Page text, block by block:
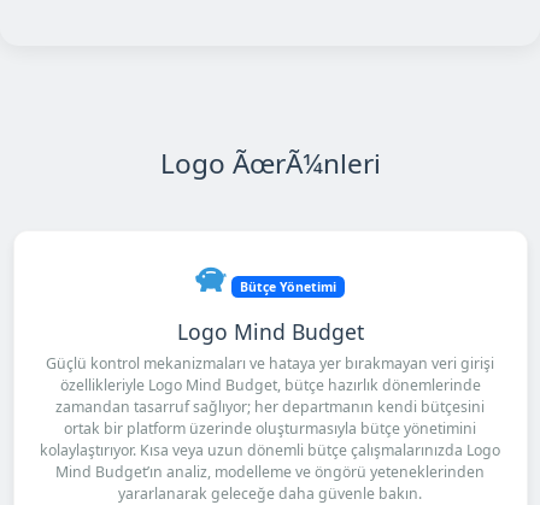
Logo ÃœrÃ¼nleri
Bütçe Yönetimi
Logo Mind Budget
Güçlü kontrol mekanizmaları ve hataya yer bırakmayan veri girişi
özellikleriyle Logo Mind Budget, bütçe hazırlık dönemlerinde
zamandan tasarruf sağlıyor; her departmanın kendi bütçesini
ortak bir platform üzerinde oluşturmasıyla bütçe yönetimini
kolaylaştırıyor. Kısa veya uzun dönemli bütçe çalışmalarınızda Logo
Mind Budget’ın analiz, modelleme ve öngörü yeteneklerinden
yararlanarak geleceğe daha güvenle bakın.